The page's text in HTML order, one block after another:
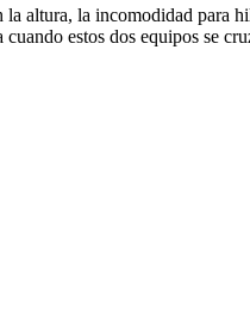
altura, la incomodidad para
estos dos equipos se